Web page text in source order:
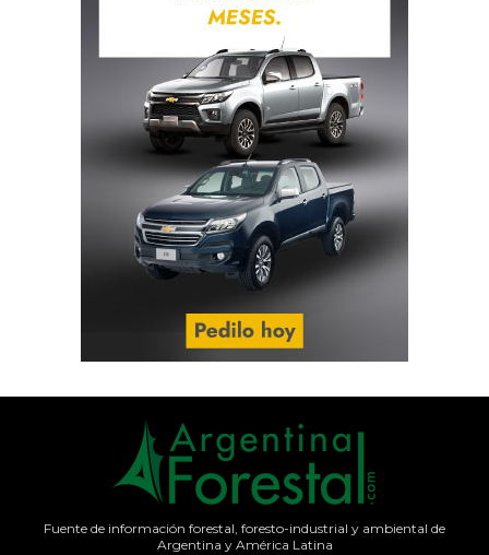
Fuente de información forestal, foresto-industrial y ambiental de
Argentina y América Latina